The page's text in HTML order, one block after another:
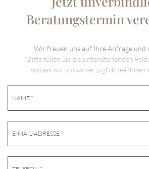
Beratungstermin
Wir freuen uns auf Ihre Anfrage und
*Bitte füllen Sie die untenstehenden
sodass wir uns unverzüglich bei Ihnen